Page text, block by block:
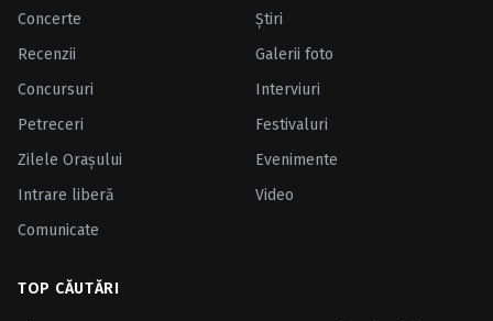
Concerte
Ştiri
Recenzii
Galerii foto
Concursuri
Interviuri
Petreceri
Festivaluri
Zilele Oraşului
Evenimente
Intrare liberă
Video
Comunicate
TOP CĂUTĂRI